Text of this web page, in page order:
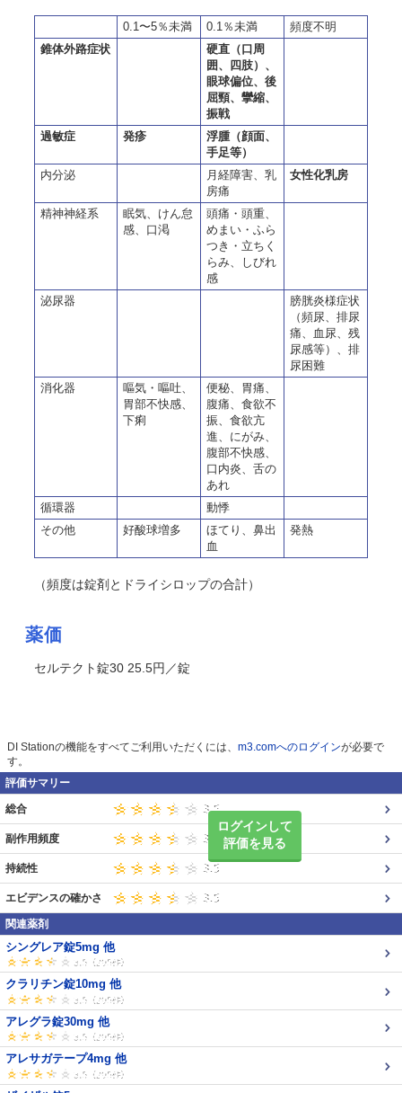
0.1〜5％未満 0.1％未満
頻度不明
錐体外路症状
硬直（口周
囲、四肢）、
眼球偏位、後
屈頸、攣縮、
振戦
過敏症
発疹
浮腫（顔面、
手足等）
内分泌
月経障害、乳
房痛
女性化乳房
精神神経系 眠気、 けん怠
感、口渇
頭痛・頭重、
めまい・ふら
つき・立ちく
らみ、しびれ
感
泌尿器
膀胱炎様症状
（頻尿、排尿
痛、血尿、残
尿感等）、排
尿困難
消化器
嘔気・嘔吐、
胃部不快感、
下痢
便秘、胃痛、
腹痛、食欲不
振、食欲亢
進、にがみ、
腹部不快感、
口内炎、舌の
あれ
循環器
動悸
その他
好酸球増多
ほてり、鼻出
血
発熱
（頻度は錠剤とドライシロップの合計）
薬価
セルテクト錠30 25.5円／錠
DI Stationの機能をすべてご利用いただくには、 m3.comへのログインが必要で
す。
評価サマリー
ログインして
評価を見る
総合
副作用頻度
持続性
エビデンスの確かさ
関連薬剤
シングレア錠5mg 他
クラリチン錠10mg 他
アレグラ錠30mg 他
アレサガテープ4mg 他